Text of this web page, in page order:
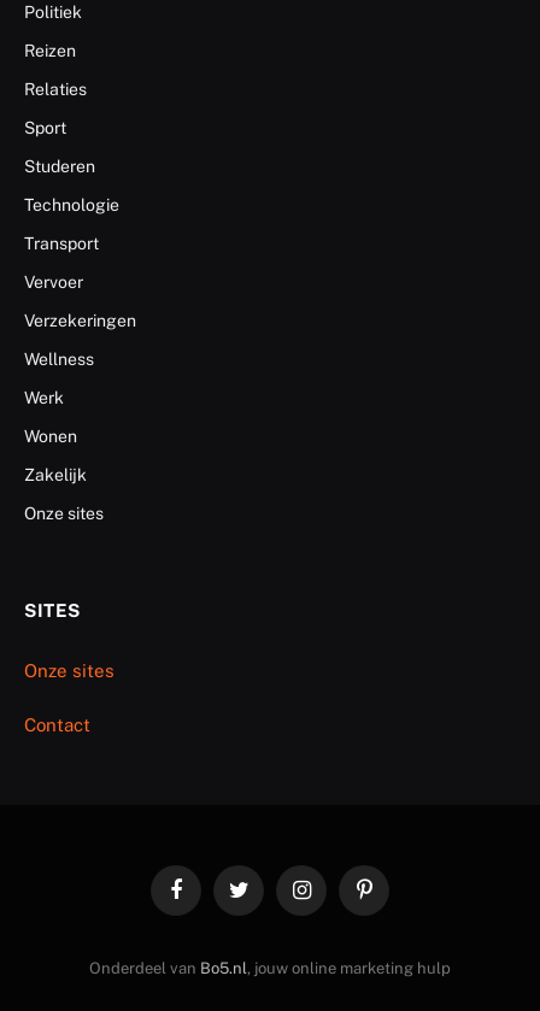
Politiek
Reizen
Relaties
Sport
Studeren
Technologie
Transport
Vervoer
Verzekeringen
Wellness
Werk
Wonen
Zakelijk
Onze sites
SITES
Onze sites
Contact
FacebookTwitter InstagramPinterest
Onderdeel van Bo5.nl, jouw online marketing hulp